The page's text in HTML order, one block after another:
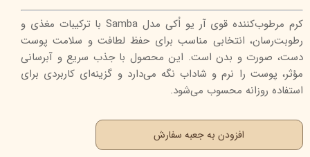
کرم مرطوب‌کننده قوی آر یو اُکی مدل Samba با ترکیبات مغذی و
رطوبت‌رسان، انتخابی مناسب برای حفظ لطافت و سلامت پوست
دست، صورت و بدن است. این محصول با جذب سریع و آبرسانی
مؤثر، پوست را نرم و شاداب نگه می‌دارد و گزینه‌ای کاربردی برای
استفاده روزانه محسوب می‌شود.
افزودن به جعبه سفارش